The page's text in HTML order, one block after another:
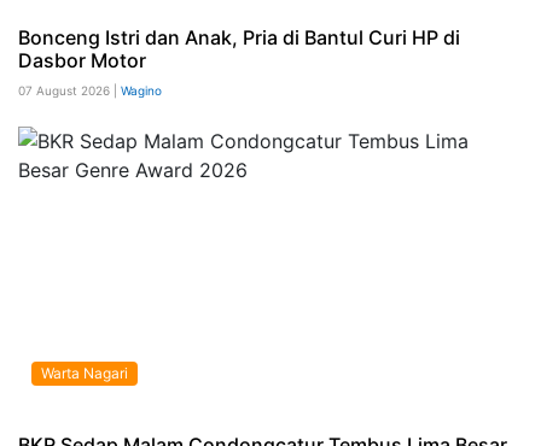
Bonceng Istri dan Anak, Pria di Bantul Curi HP di
Dasbor Motor
07 August 2026 | Wagino
Warta Nagari